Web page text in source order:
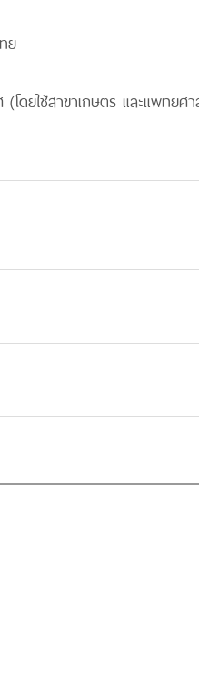
ย
โดยใช้สาขาเกษตร และแพทย